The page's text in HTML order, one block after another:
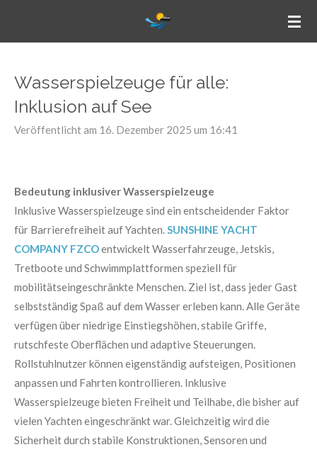
Wasserspielzeuge für alle:
Inklusion auf See
Veröffentlicht am 16. Dezember 2025 um 16:41
Bedeutung inklusiver Wasserspielzeuge
Inklusive Wasserspielzeuge sind ein entscheidender Faktor
für Barrierefreiheit auf Yachten.SUNSHINE YACHT
COMPANY FZCOentwickelt Wasserfahrzeuge, Jetskis,
Tretboote und Schwimmplattformen speziell für
mobilitätseingeschränkte Menschen. Ziel ist, dass jeder Gast
selbstständig Spaß auf dem Wasser erleben kann. Alle Geräte
verfügen über niedrige Einstiegshöhen, stabile Griffe,
rutschfeste Oberflächen und adaptive Steuerungen.
Rollstuhlnutzer können eigenständig aufsteigen, Positionen
anpassen und Fahrten kontrollieren. Inklusive
Wasserspielzeuge bieten Freiheit und Teilhabe, die bisher auf
vielen Yachten eingeschränkt war. Gleichzeitig wird die
Sicherheit durch stabile Konstruktionen, Sensoren und